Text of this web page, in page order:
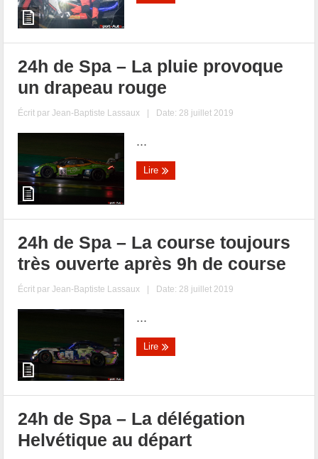
24h de Spa – La pluie provoque
un drapeau rouge
Écrit parJean-Baptiste Lassaux | Date: 28 juillet 2019
...
Lire
24h de Spa – La course toujours
très ouverte après 9h de course
Écrit parJean-Baptiste Lassaux | Date: 28 juillet 2019
...
Lire
24h de Spa – La délégation
Helvétique au départ